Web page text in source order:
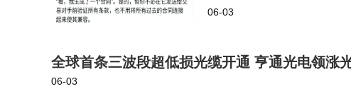
歌 Ge…
06-03
全球首条三波段超低损光缆开通 亨通光电领涨
06-03